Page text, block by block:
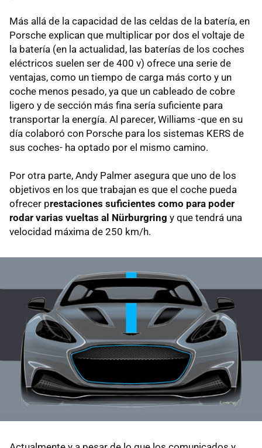
Más allá de la capacidad de las celdas de la batería, en
Porsche explican que multiplicar por dos el voltaje de
la batería (en la actualidad, las baterías de los coches
eléctricos suelen ser de 400 v) ofrece una serie de
ventajas, como un tiempo de carga más corto y un
coche menos pesado, ya que un cableado de cobre
ligero y de sección más fina sería suficiente para
transportar la energía. Al parecer, Williams -que en su
día colaboró con Porsche para los sistemas KERS de
sus coches- ha optado por el mismo camino.
Por otra parte, Andy Palmer asegura que uno de los
objetivos en los que trabajan es que el coche pueda
ofrecer prestaciones suficientes como para poder
rodar varias vueltas al Nürburgring y que tendrá una
velocidad máxima de 250 km/h.